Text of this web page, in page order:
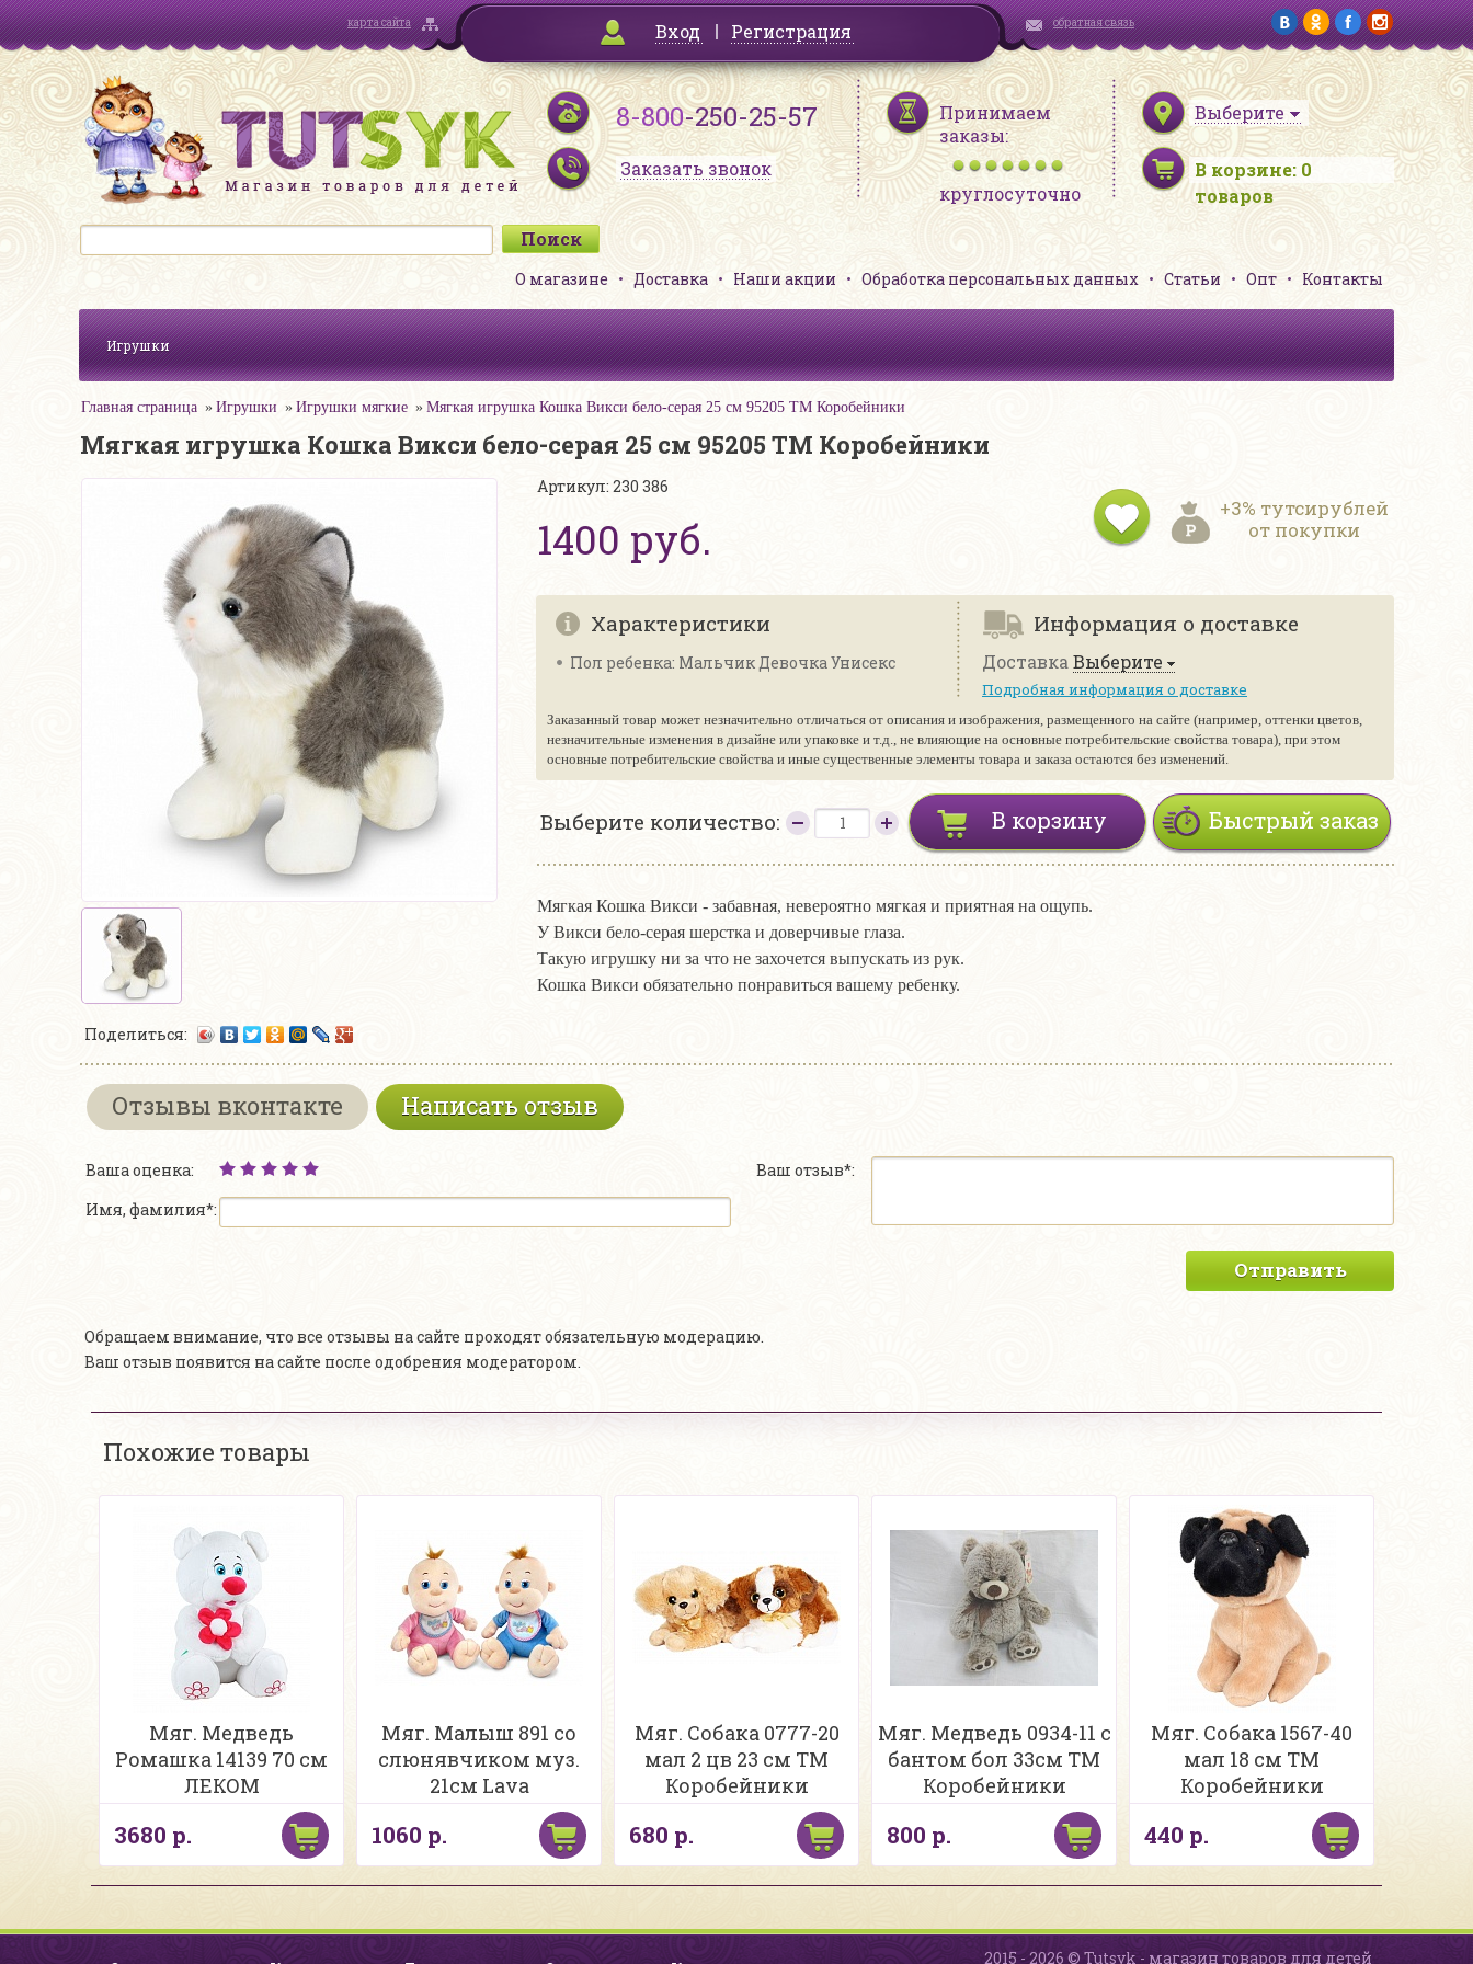
карта сайта Вход Регистрация обратная связь
8-800-250-25-57
Заказать звонок
Принимаем
заказы:
круглосуточно
Выберите
В корзине: 0
товаров
О магазине Доставка Наши акции Обработка персональных данных Статьи Опт Контакты
Игрушки
Главная страница Игрушки Игрушки мягкие Мягкая игрушка Кошка Викси бело-серая 25 см 95205 ТМ Коробейники
Мягкая игрушка Кошка Викси бело-серая 25 см 95205 ТМ Коробейники
Поделиться:
Артикул: 230 386
1400 руб.
+3% тутсирублей
от покупки
Характеристики
Пол ребенка: Мальчик Девочка Унисекс
Информация о доставке
Доставка Выберите
Подробная информация о доставке
Заказанный товар может незначительно отличаться от описания и изображения, размещенного на сайте (например, оттенки цветов,
незначительные изменения в дизайне или упаковке и т.д., не влияющие на основные потребительские свойства товара), при этом
основные потребительские свойства и иные существенные элементы товара и заказа остаются без изменений.
Выберите количество: Быстрый заказ
В корзину
Мягкая Кошка Викси - забавная, невероятно мягкая и приятная на ощупь.
У Викси бело-серая шерстка и доверчивые глаза.
Такую игрушку ни за что не захочется выпускать из рук.
Кошка Викси обязательно понравиться вашему ребенку.
Отзывы вконтакте Написать отзыв
Ваша оценка:
Имя, фамилия*:
Ваш отзыв*:
Отправить
Обращаем внимание, что все отзывы на сайте проходят обязательную модерацию.
Ваш отзыв появится на сайте после одобрения модератором.
Похожие товары
Мяг. Медведь
Ромашка 14139 70 см
ЛЕКОМ
3680 р.
Мяг. Малыш 891 со
слюнявчиком муз.
21см Lava
1060 р.
Мяг. Собака 0777-20
мал 2 цв 23 см ТМ
Коробейники
680 р.
Мяг. Медведь 0934-11 с
бантом бол 33см ТМ
Коробейники
800 р.
Мяг. Собака 1567-40
мал 18 см ТМ
Коробейники
440 р.
2015 - 2026 © Tutsyk - магазин товаров для детей